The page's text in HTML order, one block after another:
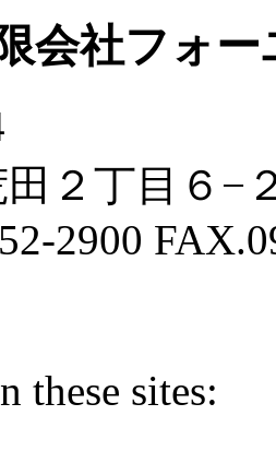
会社フォー
２丁目６−
2900
these sites: